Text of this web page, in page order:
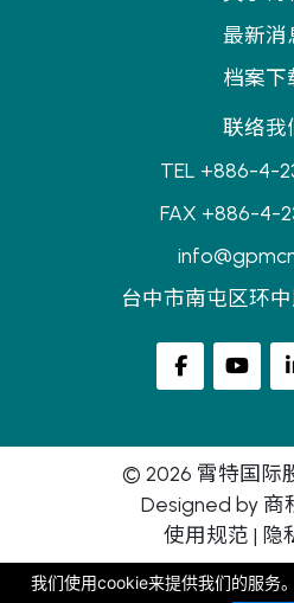
最新消
档案下
联络我
TEL +886-4-
FAX +886-4-
台中市南屯区环
© 2026 霄特国际
Designed by 商
使用规范 | 隐
我们使用cookie来提供我们的服务